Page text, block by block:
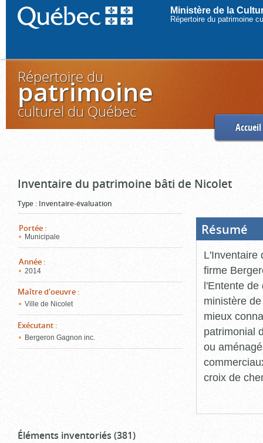
Ministère de la
Répertoire du patrimoine
Répertoire du
patrimoine
culturel du Québec
Accueil
Inventaire du patrimoine bâti de Nicolet
Type : Inventaire-évaluation
Portée :
Municipale
Année :
2014
Maître d'oeuvre :
Ville de Nicolet
Exécutant :
Bergeron Gagnon inc.
Résumé
L'Inventaire
firme
l'Entente de
ministère
mieux
patrimonial
ou
croix de
Éléments inventoriés (381)